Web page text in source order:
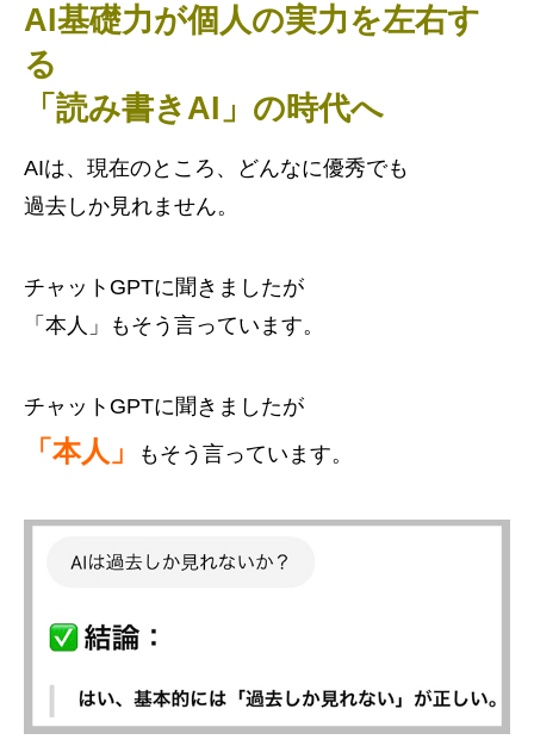
AI基礎力が個人の実力を左右す
る
「読み書きAI」の時代へ
AIは、現在のところ、どんなに優秀でも
過去しか見れません。
チャットGPTに聞きましたが
「本人」もそう言っています。
チャットGPTに聞きましたが
「本人」 もそう言っています。